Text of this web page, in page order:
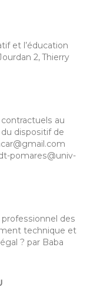
et l’éducation
2, Thierry
au
dispositif de
pomares@univ-
des
technique et
? par Baba